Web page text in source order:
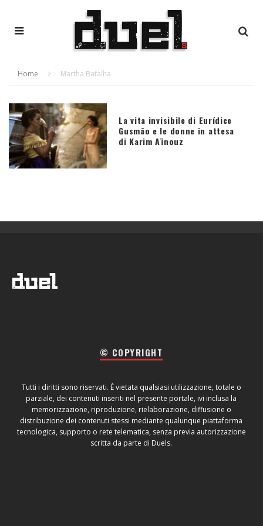
Home Martha Batalha
La vita invisibile di Eurídice
Gusmão e le donne in attesa
di Karim Aïnouz
© COPYRIGHT
Tutti i diritti sono riservati. È vietata qualsiasi utilizzazione, totale o
parziale, dei contenuti inseriti nel presente portale, ivi inclusa la
memorizzazione, riproduzione, rielaborazione, diffusione o
distribuzione dei contenuti stessi mediante qualunque piattaforma
tecnologica, supporto o rete telematica, senza previa autorizzazione
scritta da parte di Duels.